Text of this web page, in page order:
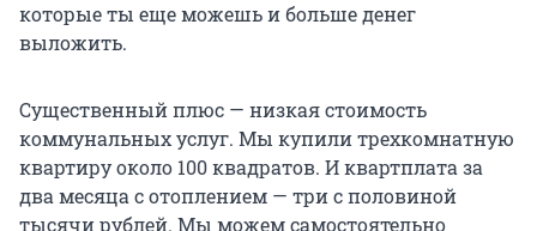
которые ты еще можешь и больше денег
выложить.
Существенный плюс — низкая стоимость
коммунальных услуг. Мы купили трехкомнатную
квартиру около 100 квадратов. И квартплата за
два месяца с отоплением — три с половиной
тысячи рублей. Мы можем самостоятельно